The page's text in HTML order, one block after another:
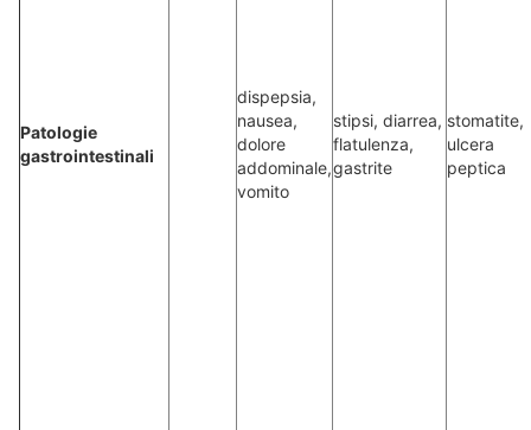
Patologie
gastrointestinali
dispepsia,
nausea,
dolore
addominale,
vomito
stipsi, diarrea,
flatulenza,
gastrite
stomatite,
ulcera
peptica